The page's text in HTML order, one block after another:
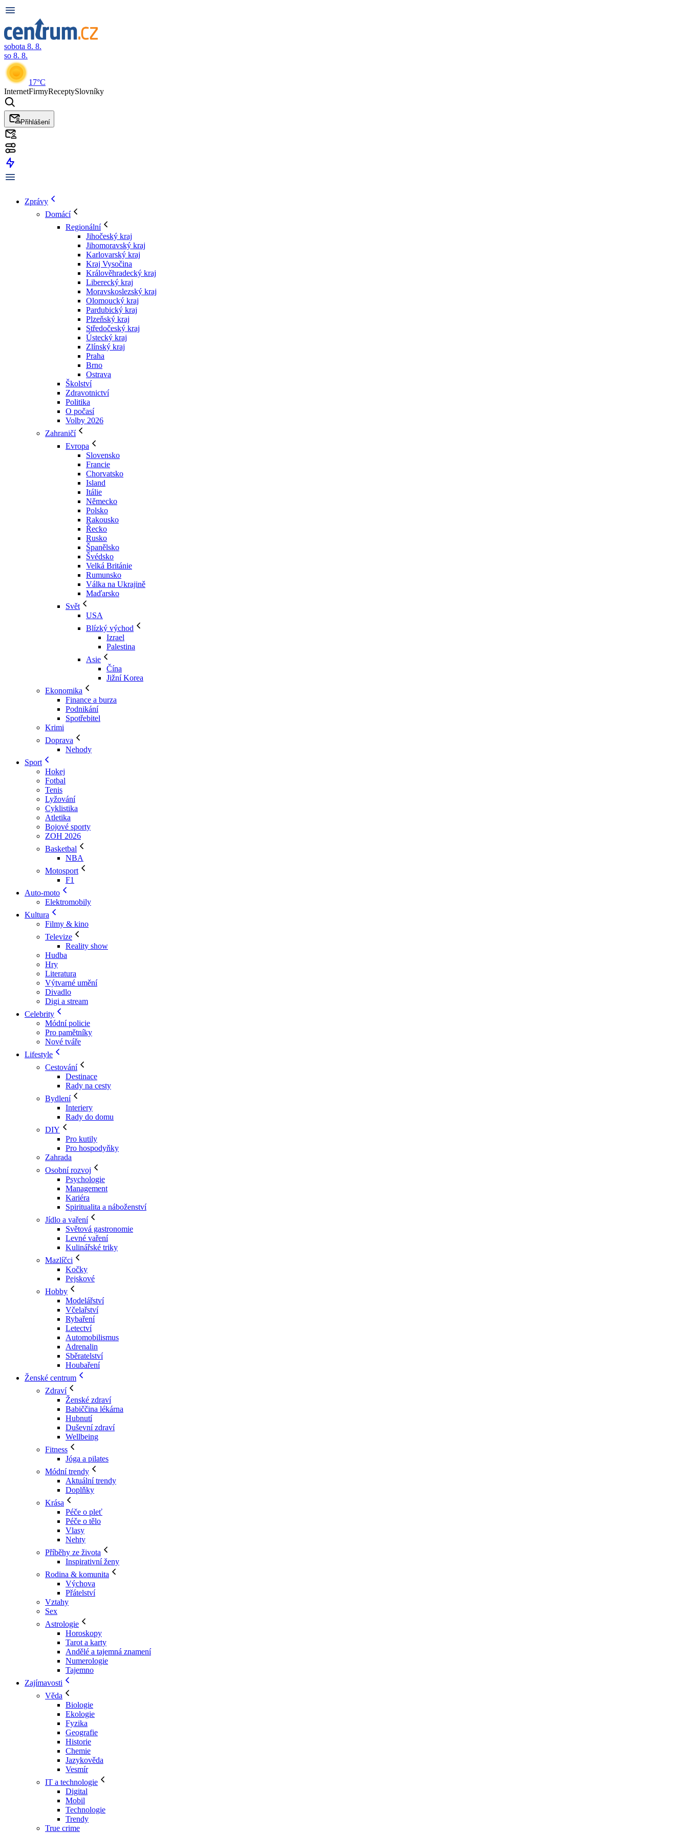
sobota 8. 8.
so 8. 8.
17°C
InternetFirmyReceptySlovníky
Přihlášení
Zprávy
Domácí
Regionální
Jihočeský kraj
Jihomoravský kraj
Karlovarský kraj
Kraj Vysočina
Králověhradecký kraj
Liberecký kraj
Moravskoslezský kraj
Olomoucký kraj
Pardubický kraj
Plzeňský kraj
Středočeský kraj
Ústecký kraj
Zlínský kraj
Praha
Brno
Ostrava
Školství
Zdravotnictví
Politika
O počasí
Volby 2026
Zahraničí
Evropa
Slovensko
Francie
Chorvatsko
Island
Itálie
Německo
Polsko
Rakousko
Řecko
Rusko
Španělsko
Švédsko
Velká Británie
Rumunsko
Válka na Ukrajině
Maďarsko
Svět
USA
Blízký východ
Izrael
Palestina
Asie
Čína
Jižní Korea
Ekonomika
Finance a burza
Podnikání
Spotřebitel
Krimi
Doprava
Nehody
Sport
Hokej
Fotbal
Tenis
Lyžování
Cyklistika
Atletika
Bojové sporty
ZOH 2026
Basketbal
NBA
Motosport
F1
Auto-moto
Elektromobily
Kultura
Filmy & kino
Televize
Reality show
Hudba
Hry
Literatura
Výtvarné umění
Divadlo
Digi a stream
Celebrity
Módní policie
Pro pamětníky
Nové tváře
Lifestyle
Cestování
Destinace
Rady na cesty
Bydlení
Interiery
Rady do domu
DIY
Pro kutily
Pro hospodyňky
Zahrada
Osobní rozvoj
Psychologie
Management
Kariéra
Spiritualita a náboženství
Jídlo a vaření
Světová gastronomie
Levné vaření
Kulinářské triky
Mazlíčci
Kočky
Pejskové
Hobby
Modelářství
Včelařství
Rybaření
Letectví
Automobilismus
Adrenalin
Sběratelství
Houbaření
Ženské centrum
Zdraví
Ženské zdraví
Babiččina lékárna
Hubnutí
Duševní zdraví
Wellbeing
Fitness
Jóga a pilates
Módní trendy
Aktuální trendy
Doplňky
Krása
Péče o pleť
Péče o tělo
Vlasy
Nehty
Příběhy ze života
Inspirativní ženy
Rodina & komunita
Výchova
Přátelství
Vztahy
Sex
Astrologie
Horoskopy
Tarot a karty
Andělé a tajemná znamení
Numerologie
Tajemno
Zajímavosti
Věda
Biologie
Ekologie
Fyzika
Geografie
Historie
Chemie
Jazykověda
Vesmír
IT a technologie
Digital
Mobil
Technologie
Trendy
True crime